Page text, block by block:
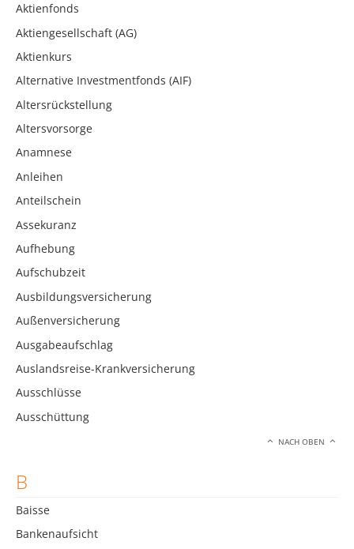
Aktienfonds
Aktiengesellschaft (AG)
Aktienkurs
Alternative Investmentfonds (AIF)
Altersrückstellung
Altersvorsorge
Anamnese
Anleihen
Anteilschein
Assekuranz
Aufhebung
Aufschubzeit
Ausbildungsversicherung
Außenversicherung
Ausgabeaufschlag
Auslandsreise-Krankversicherung
Ausschlüsse
Ausschüttung
NACH OBEN
B
Baisse
Bankenaufsicht